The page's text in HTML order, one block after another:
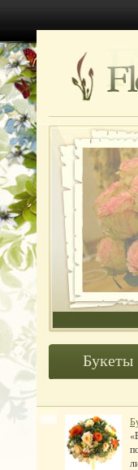
Букеты